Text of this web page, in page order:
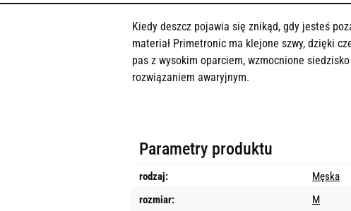
Kiedy deszcz pojawia się znikąd, gdy jesteś
materiał Primetronic ma klejone szwy, dzięki
pas z wysokim oparciem, wzmocnione
rozwiązaniem awaryjnym.
Parametry produktu
rodzaj:
Męska
rozmiar:
M